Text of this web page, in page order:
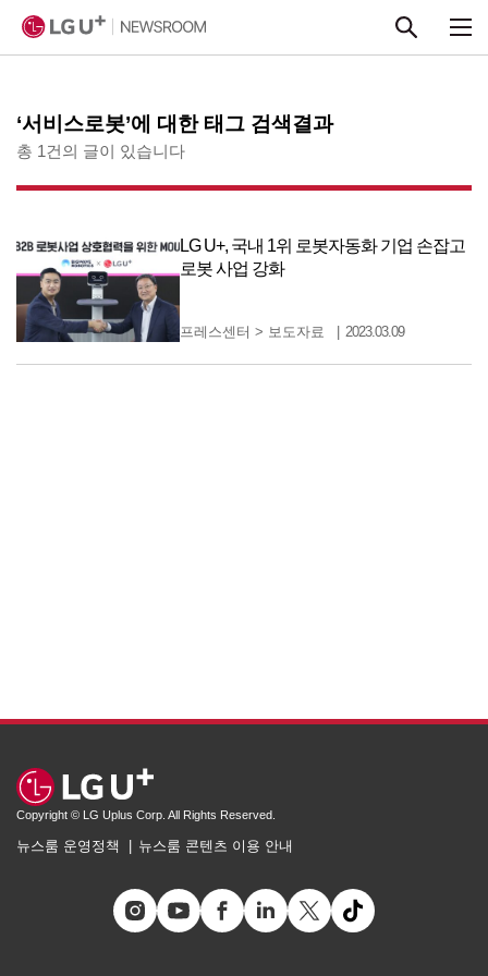
‘서비스로봇’에 대한 태그 검색결과
총 1건의 글이 있습니다
LG U+, 국내 1위 로봇자동화 기업 손잡고
로봇 사업 강화
프레스센터 > 보도자료 2023.03.09
Copyright © LG Uplus Corp. All Rights Reserved.
뉴스룸 운영정책 뉴스룸 콘텐츠 이용 안내